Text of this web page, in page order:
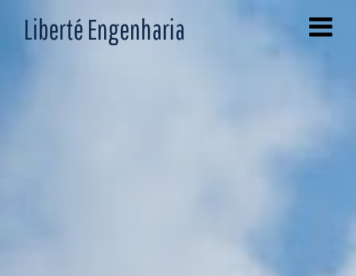
Liberté Engenharia